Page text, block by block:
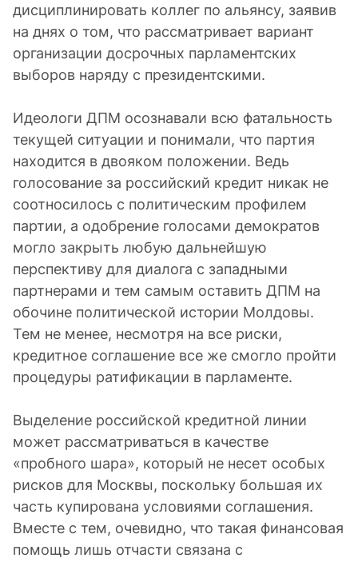
дисциплинировать коллег по альянсу, заявив
на днях о том, что рассматривает вариант
организации досрочных парламентских
выборов наряду с президентскими.
Идеологи ДПМ осознавали всю фатальность
текущей ситуации и понимали, что партия
находится в двояком положении. Ведь
голосование за российский кредит никак не
соотносилось с политическим профилем
партии, а одобрение голосами демократов
могло закрыть любую дальнейшую
перспективу для диалога с западными
партнерами и тем самым оставить ДПМ на
обочине политической истории Молдовы.
Тем не менее, несмотря на все риски,
кредитное соглашение все же смогло пройти
процедуры ратификации в парламенте.
Выделение российской кредитной линии
может рассматриваться в качестве
«пробного шара», который не несет особых
рисков для Москвы, поскольку большая их
часть купирована условиями соглашения.
Вместе с тем, очевидно, что такая финансовая
помощь лишь отчасти связана с